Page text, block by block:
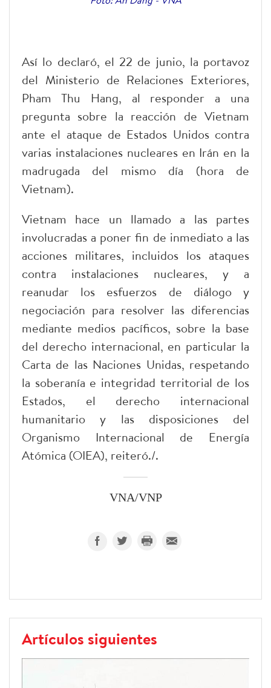
Así lo declaró, el 22 de junio, la portavoz
del Ministerio de Relaciones Exteriores,
Pham Thu Hang, al responder a una
pregunta sobre la reacción de Vietnam
ante el ataque de Estados Unidos contra
varias instalaciones nucleares en Irán en la
madrugada del mismo día (hora de
Vietnam).
Vietnam hace un llamado a las partes
involucradas a poner fin de inmediato a las
acciones militares, incluidos los ataques
contra instalaciones nucleares, y a
reanudar los esfuerzos de diálogo y
negociación para resolver las diferencias
mediante medios pacíficos, sobre la base
del derecho internacional, en particular la
Carta de las Naciones Unidas, respetando
la soberanía e integridad territorial de los
Estados, el derecho internacional
humanitario y las disposiciones del
Organismo Internacional de Energía
Atómica (OIEA), reiteró./.
VNA/VNP
Artículos siguientes